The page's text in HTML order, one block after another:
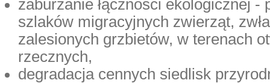
zaburzanie łączności ekologicznej -
szlaków migracyjnych zwierząt,
zalesionych grzbietów, w terenach
rzecznych,
degradacja cennych siedlisk